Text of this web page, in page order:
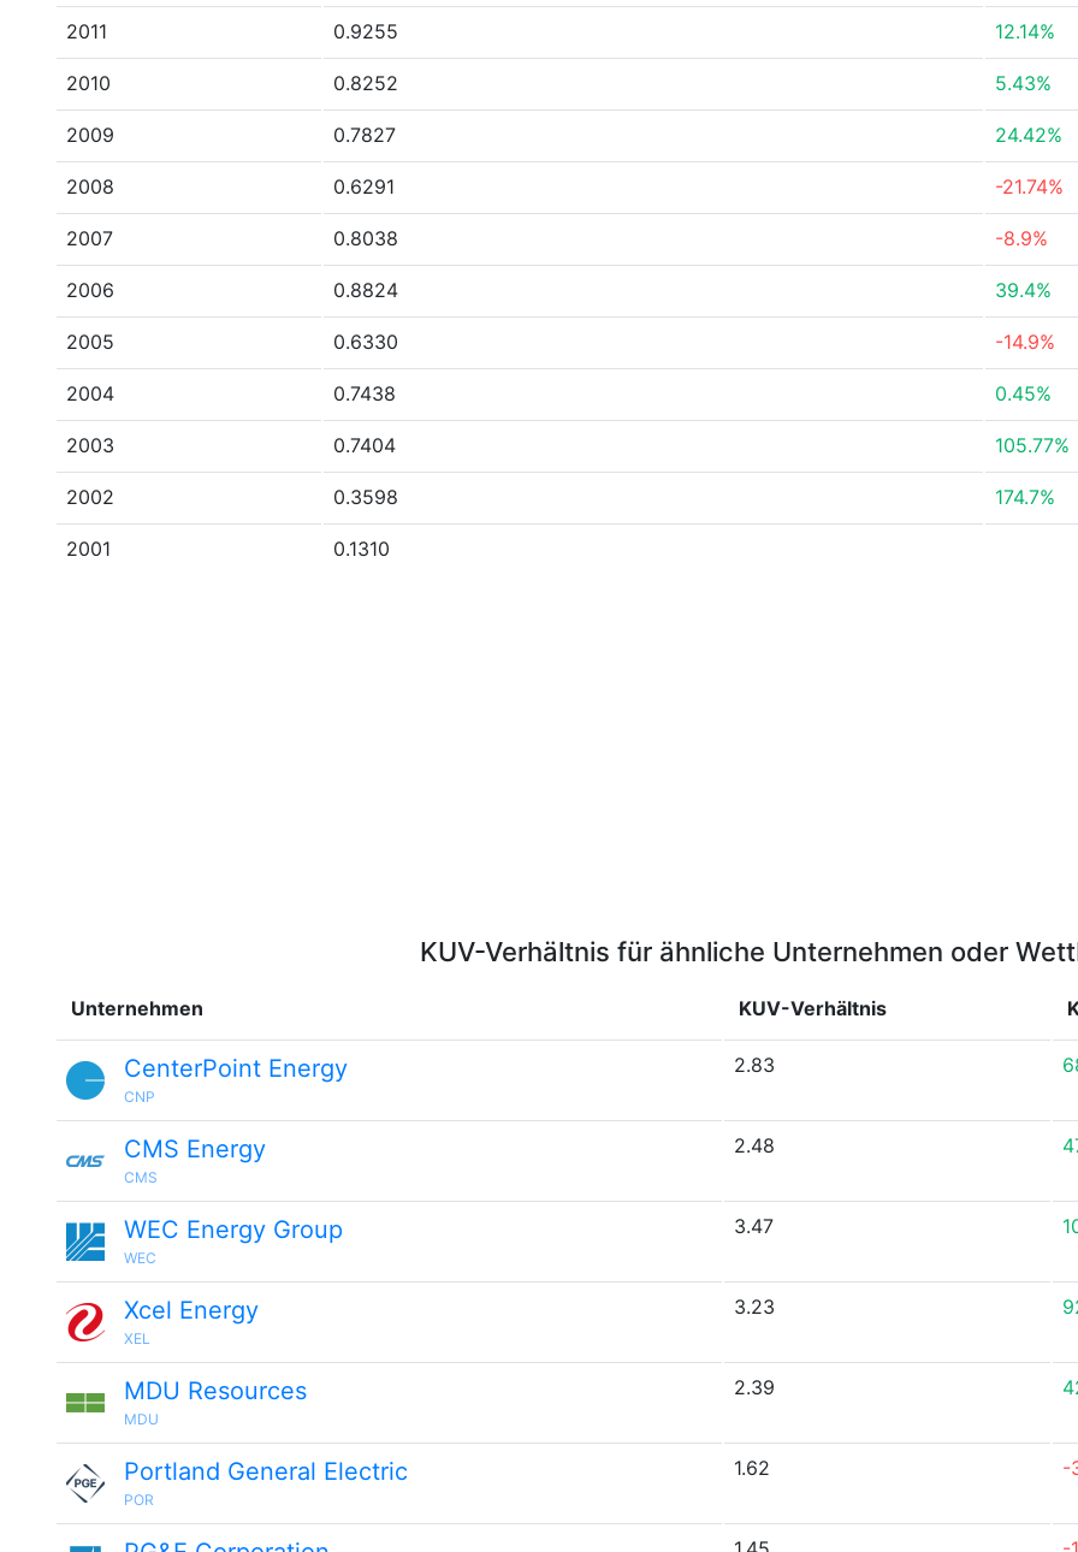
2011 0.9255 12.14%
2010 0.8252 5.43%
2009 0.7827 24.42%
2008 0.6291 -21.74%
2007 0.8038 -8.9%
2006 0.8824 39.4%
2005 0.6330 -14.9%
2004 0.7438 0.45%
2003 0.7404 105.77%
2002 0.3598 174.7%
2001 0.1310
KUV-Verhältnis für ähnliche Unternehmen oder
Unternehmen KUV-Verhältnis
CenterPoint Energy
CNP
2.83
CMS Energy
CMS
2.48
WEC Energy Group
WEC
3.47
Xcel Energy
XEL
3.23
MDU Resources
MDU
2.39
Portland General Electric
POR
1.62 -